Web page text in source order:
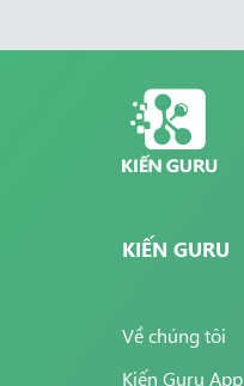
KIẾN GURU
Về chúng tôi
Kiến Guru App